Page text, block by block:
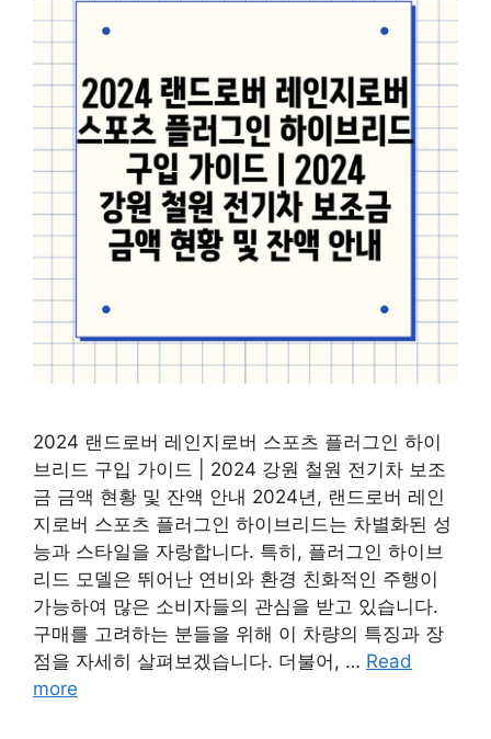
2024 랜드로버 레인지로버 스포츠 플러그인 하이
브리드 구입 가이드 | 2024 강원 철원 전기차 보조
금 금액 현황 및 잔액 안내 2024년, 랜드로버 레인
지로버 스포츠 플러그인 하이브리드는 차별화된 성
능과 스타일을 자랑합니다. 특히, 플러그인 하이브
리드 모델은 뛰어난 연비와 환경 친화적인 주행이
가능하여 많은 소비자들의 관심을 받고 있습니다.
구매를 고려하는 분들을 위해 이 차량의 특징과 장
점을 자세히 살펴보겠습니다. 더불어, … Read
more